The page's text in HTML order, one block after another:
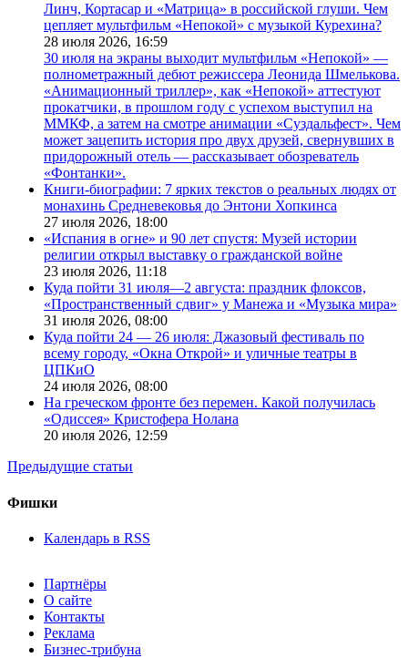
Линч, Кортасар и «Матрица» в российской глуши. Чем
цепляет мультфильм «Непокой» с музыкой Курехина?
28 июля 2026, 16:59
30 июля на экраны выходит мультфильм «Непокой» —
полнометражный дебют режиссера Леонида Шмелькова.
«Анимационный триллер», как «Непокой» аттестуют
прокатчики, в прошлом году с успехом выступил на
ММКФ, а затем на смотре анимации «Суздальфест». Чем
может зацепить история про двух друзей, свернувших в
придорожный отель — рассказывает обозреватель
«Фонтанки».
Книги-биографии: 7 ярких текстов о реальных людях от
монахинь Средневековья до Энтони Хопкинса
27 июля 2026, 18:00
«Испания в огне» и 90 лет спустя: Музей истории
религии открыл выставку о гражданской войне
23 июля 2026, 11:18
Куда пойти 31 июля—2 августа: праздник флоксов,
«Пространственный сдвиг» у Манежа и «Музыка мира»
31 июля 2026, 08:00
Куда пойти 24 — 26 июля: Джазовый фестиваль по
всему городу, «Окна Открой» и уличные театры в
ЦПКиО
24 июля 2026, 08:00
На греческом фронте без перемен. Какой получилась
«Одиссея» Кристофера Нолана
20 июля 2026, 12:59
Предыдущие статьи
Фишки
Календарь в RSS
Партнёры
О сайте
Контакты
Реклама
Бизнес-трибуна